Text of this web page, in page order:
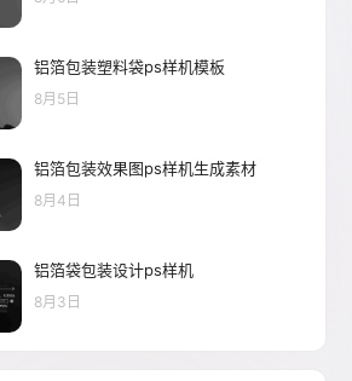
铝箔包装塑料袋ps样机模板
8月5日
铝箔包装效果图ps样机生成素材
8月4日
铝箔袋包装设计ps样机
8月3日